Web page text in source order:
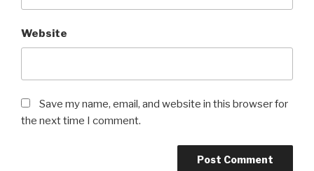
Website
Save my name, email, and website in this browser for
the next time I comment.